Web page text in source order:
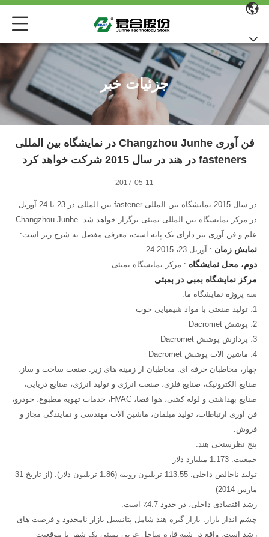
جزئیات خبر
فن آوری Changzhou Junhe در نمایشگاه بین المللی
fasteners در هند در سال 2015 شرکت خواهد کرد
2017-05-11
در سال 2015 نمایشگاه بین المللی fastener بین المللی در 23 تا 24 آوریل
در مرکز نمایشگاه بین المللی بمبئی برگزار خواهد شد. Changzhou Junhe
علم و فن آوری نیز دارای یک پایه است، معرفی مفصل به شرح زیر است:
نمایش زمان : آوریل 23، 2015-24
دوم، محل نمایشگاه : مرکز نمایشگاه بمبئی
مرکز نمایشگاه بمبی در بمبئی
سه پروژه نمایشگاه ما:
1، تولید صنعتی با مواد شیمیایی خوب
2، پوشش Dacromet
3، پردازش پوشش Dacromet
4، ماشین آلات پوشش Dacromet
چهار، مخاطبان حرفه ای: مخاطبان از زمینه های زیر: صنعت ساخت و ساز،
صنایع الکترونیک، صنایع فلزی، صنعت انرژی و تولید انرژی، صنایع دریایی،
صنایع بهداشتی و لوله کشی، هوا فضا، HVAC، خدمات تهویه مطبوع، خودرو،
فن آوری ارتباطات، تولید مبلمان، ماشین آلات مهندسی و نمایندگی مجاز و
فروش.
پنج نظرسنجی هند:
جمعیت: 1.173 میلیارد دلار
تولید ناخالص داخلی: 113.55 تریلیون روپیه (1.86 تریلیون دلار).
(از تاریخ 31
مارس 2014)
رشد اقتصادی داخلی، در حدود 4.7٪ است.
چشم انداز بازار: بازار گیره هند شامل پتانسیل بازار نامحدود و فرصت های
رشد است. واقع در شبه قاره ساحل غربی بمبئی یک شهر با موقعیت